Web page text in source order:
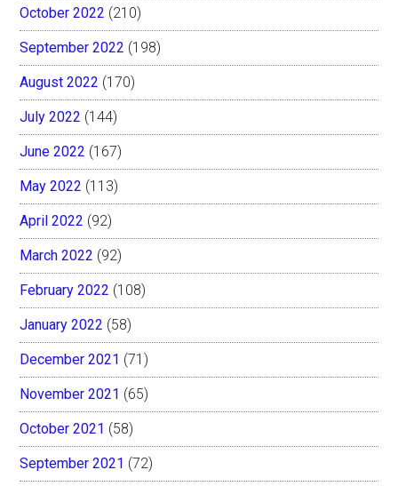
October 2022 (210)
September 2022 (198)
August 2022 (170)
July 2022 (144)
June 2022 (167)
May 2022 (113)
April 2022 (92)
March 2022 (92)
February 2022 (108)
January 2022 (58)
December 2021 (71)
November 2021 (65)
October 2021 (58)
September 2021 (72)